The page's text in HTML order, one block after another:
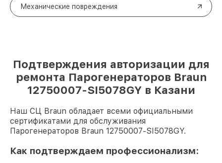
Механические повреждения
Подтверждения авторизации для
ремонта Парогенераторов Braun
12750007-SI5078GY в Казани
Наш СЦ Braun обладает всеми официальными
сертификатами для обслуживания
Парогенераторов Braun 12750007-SI5078GY.
Как подтверждаем профессионализм: